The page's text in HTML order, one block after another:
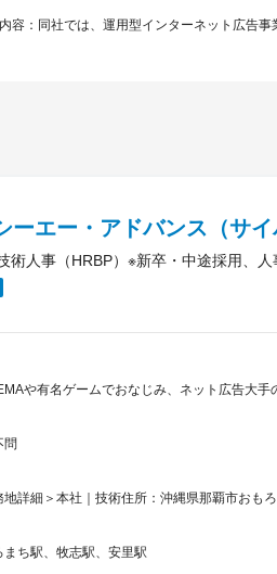
容：同社では、運用型インターネット広告
ーエー・アドバンス（サイ
術人事（HRBP）※新卒・中途採用、
や有名ゲームでおなじみ、ネット広告大
問
地詳細＞本社｜技術住所：沖縄県那覇市おも
まち駅、牧志駅、安里駅